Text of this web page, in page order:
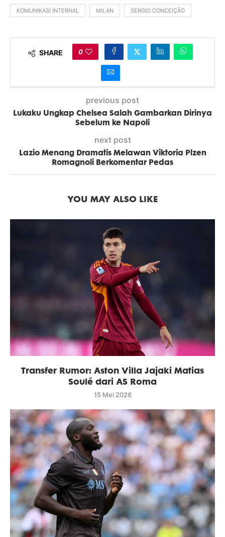
KOMUNIKASI INTERNAL MILAN SERGIO CONCEIÇÃO
SHARE 0
previous post
Lukaku Ungkap Chelsea Salah Gambarkan Dirinya
Sebelum ke Napoli
next post
Lazio Menang Dramatis Melawan Viktoria Plzen
Romagnoli Berkomentar Pedas
YOU MAY ALSO LIKE
Transfer Rumor: Aston Villa Jajaki Matias
Soulé dari AS Roma
15 Mei 2026